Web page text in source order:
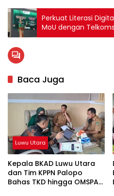
Perkuat Literasi
MoU dengan
Baca Juga
Luwu Utara
Kepala BKAD Luwu Utara
dan Tim KPPN Palopo
Bahas TKD hingga OMSPAN